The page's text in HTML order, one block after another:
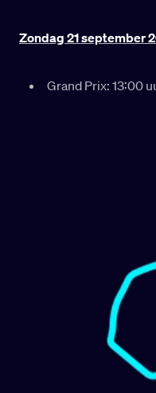
Zondag 21 september
Grand Prix: 13:00